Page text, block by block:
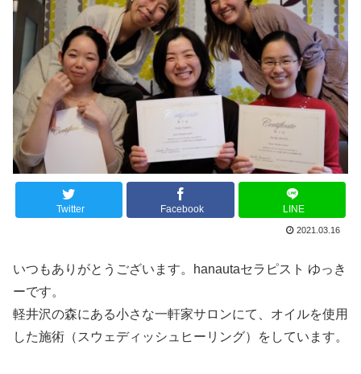
Twitter Facebook LINE
2021.03.16
いつもありがとうございます。hanautaセラピスト ゆっき
ーです。
軽井沢の森にある小さな一軒家サロンにて、オイルを使用
した施術（スウェディッシュヒーリング）をしています。